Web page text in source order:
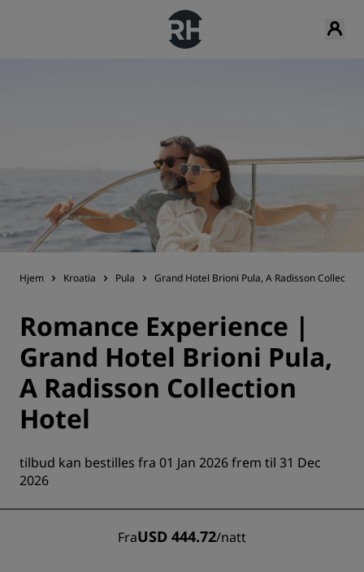
Hjem Kroatia Pula Grand Hotel Brioni Pula, A Radisson
Romance Experience |
Grand Hotel Brioni Pula,
A Radisson Collection
Hotel
tilbud kan bestilles fra 01 Jan 2026 frem til 31 Dec
2026
FraUSD 444.72/natt